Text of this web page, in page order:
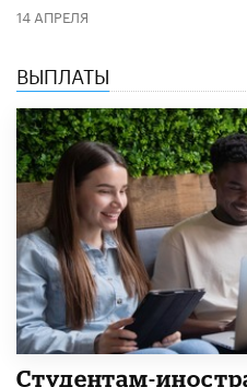
14 АПРЕЛЯ
ВЫПЛАТЫ
Студентам-